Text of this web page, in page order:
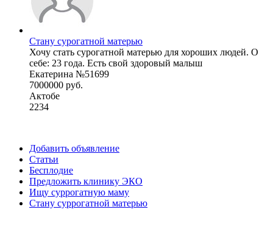
Стану сурогатной матерью
Хочу стать сурогатной матерью для хороших людей. О
себе: 23 года. Есть свой здоровый малыш
Екатерина №51699
7000000 руб.
Актобе
2234
Добавить объявление
Статьи
Бесплодие
Предложить клинику ЭКО
Ищу суррогатную маму
Стану суррогатной матерью